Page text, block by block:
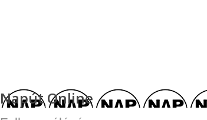
Napút Online